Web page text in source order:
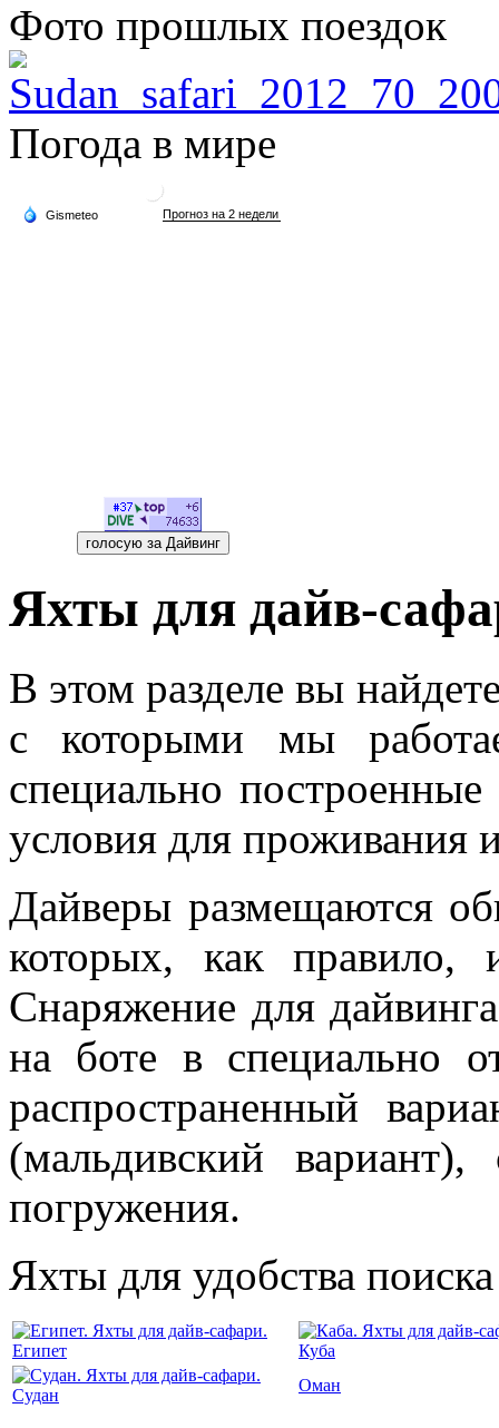
Фото прошлых поездок
Погода в мире
Яхты для дайв-
В этом разделе вы
с которыми мы
специально
условия для проживания
Дайверы размещаются
которых, как правило,
Снаряжение для
на боте в специально
распространенный
(мальдивский
погружения.
Яхты для удобства
Египет Куба
Судан
Оман